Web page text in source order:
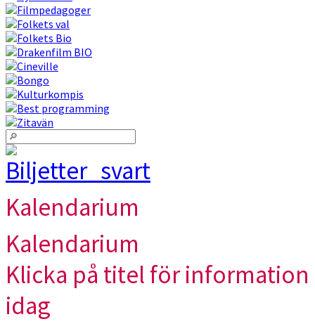
Kalendarium
Kalendarium
Klicka på titel för
idag